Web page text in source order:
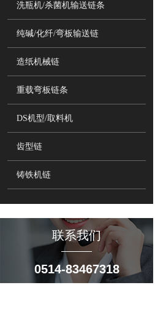
洗瓶机/杀菌机输送链条
纯碱/化纤/弯板输送链
造纸机械链
重载弯板链条
DS机型/取料机
齿型链
铸铁机链
0514-83467318
联系我们